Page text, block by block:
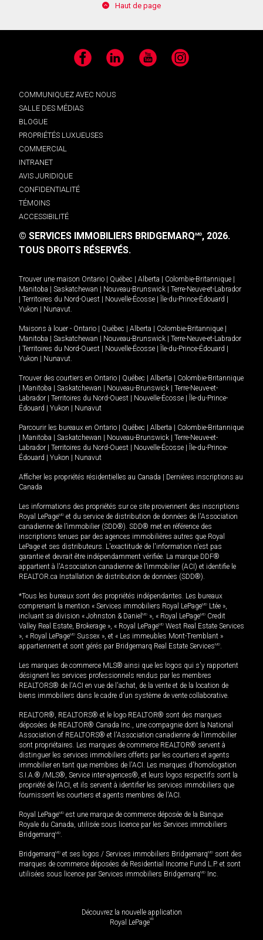
Haut de page
Facebook LinkedIn YouTube Instagram
COMMUNIQUEZ AVEC NOUS
SALLE DES MÉDIAS
BLOGUE
PROPRIÉTÉS LUXUEUSES
COMMERCIAL
INTRANET
AVIS JURIDIQUE
CONFIDENTIALITÉ
TÉMOINS
ACCESSIBILITÉ
© SERVICES IMMOBILIERS BRIDGEMARQMD, 2026.
TOUS DROITS RÉSERVÉS.
Trouver une maison Ontario Québec Alberta Colombie-Britannique
Manitoba
Saskatchewan Nouveau-Brunswick
Terre-Neuve-et-Labrador
Territoires du Nord-Ouest Nouvelle-Écosse Île-du-Prince-Édouard
Yukon
Nunavut.
Maisons à louer - Ontario Québec Alberta Colombie-Britannique
Manitoba
Saskatchewan Nouveau-Brunswick
Terre-Neuve-et-Labrador
Territoires du Nord-Ouest Nouvelle-Écosse Île-du-Prince-Édouard
Yukon
Nunavut.
Trouver des courtiers en Ontario Québec Alberta
Colombie-Britannique
Manitoba Saskatchewan Nouveau-Brunswick
Terre-Neuve-et-
Labrador
Territoires du Nord-Ouest Nouvelle-Écosse
Île-du-Prince-
Édouard
Yukon Nunavut
Parcourir les bureaux en Ontario Québec Alberta
Colombie-Britannique
Manitoba Saskatchewan Nouveau-Brunswick
Terre-Neuve-et-
Labrador
Territoires du Nord-Ouest Nouvelle-Écosse
Île-du-Prince-
Édouard
Yukon Nunavut
Afficher les propriétés résidentielles au Canada
Dernières inscriptions au
Canada
Les informations des propriétés sur ce site proviennent des inscriptions
Royal LePageMD et du service de distribution de données de l'Association
canadienne de l’immobilier (SDD®). SDD® met en référence des
inscriptions tenues par des agences immobilières autres que Royal
LePage et ses distributeurs. L'exactitude de l'information n'est pas
garantie et devrait être indépendamment vérifiée. La marque DDF®
appartient à l'Association canadienne de l’immobilier (ACI) et identifie le
REALTOR.ca Installation de distribution de données (SDD®).
*Tous les bureaux sont des propriétés indépendantes. Les bureaux
comprenant la mention « Services immobiliers Royal LePageMD Ltée »,
incluant sa division « Johnston & Daniel MD », « Royal LePageMD Credit
Valley Real Estate, Brokerage », « Royal LePageMD West Real Estate Services
», « Royal LePageMD Sussex », et « Les immeubles Mont-Tremblant »
appartiennent et sont gérés par Bridgemarq Real Estate ServicesMD.
Les marques de commerce MLS® ainsi que les logos qui s'y rapportent
désignent les services professionnels rendus par les membres
REALTORS® de l'ACI en vue de l'achat, de la vente et de la location de
biens immobiliers dans le cadre d'un système de vente collaborative.
REALTOR®, REALTORS® et le logo REALTOR® sont des marques
déposées de REALTOR® Canada Inc., une compagnie dont la National
Association of REALTORS® et l'Association canadienne de l’immobilier
sont propriétaires. Les marques de commerce REALTOR® servent à
distinguer les services immobiliers offerts par les courtiers et agents
immobilier en tant que membres de l'ACI. Les marques d'homologation
S.I.A.® /MLS®, Service inter-agences®, et leurs logos respectifs sont la
propriété de l'ACI, et ils servent à identifier les services immobiliers que
fournissent les courtiers et agents membres de l'ACI.
Royal LePageMD est une marque de commerce déposée de la Banque
Royale du Canada, utilisée sous licence par les Services immobiliers
BridgemarqMD.
BridgemarqMD et ses logos / Services immobiliers BridgemarqMD sont des
marques de commerce déposées de Residential Income Fund L.P. et sont
utilisées sous licence par Services immobiliers BridgemarqMD Inc.
Découvrez la nouvelle application
Royal LePageMD